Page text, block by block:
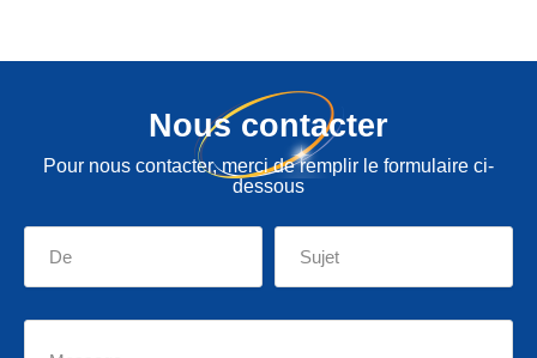
Nous contacter
Pour nous contacter, merci de remplir le formulaire ci-
dessous